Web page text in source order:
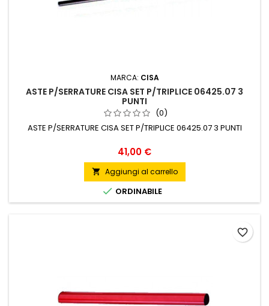
MARCA: CISA
ASTE P/SERRATURE CISA SET P/TRIPLICE 06425.07 3
PUNTI
(0)
ASTE P/SERRATURE CISA SET P/TRIPLICE 06425.07 3 PUNTI
Prezzo
41,00 €
 Aggiungi al carrello
 ORDINABILE
favorite_border